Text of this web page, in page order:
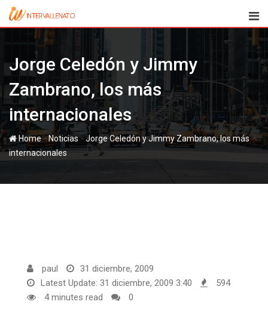
Skip
Jorge Celedón y Jimmy
Zambrano, los más
internacionales
Home-Noticias-Jorge Celedón y Jimmy Zambrano, los más
internacionales
paul
31 diciembre, 2009
Latest Update: 31 diciembre, 2009 3:40
594
4 minutes read
0